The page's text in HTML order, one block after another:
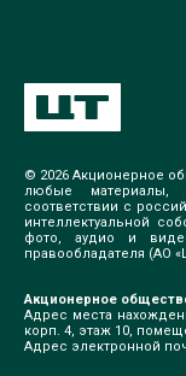
© 2026 Акционерное
любые материалы,
соответствии с
интеллектуальной
фото, аудио и
правообладателя (АО
Акционерное
Адрес места
корп. 4, этаж 10,
Адрес электронной